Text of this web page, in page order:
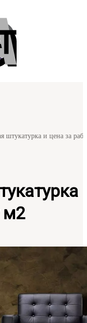
штукатурка и цена за
м2